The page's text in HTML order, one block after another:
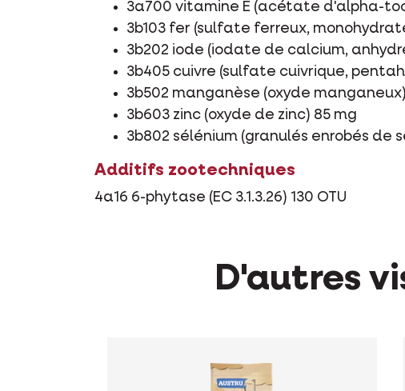
3a700 vitamine E (acétate d'alpha-
3b103 fer (sulfate ferreux,
3b202 iode (iodate de calcium,
3b405 cuivre (sulfate cuivrique,
3b502 manganèse (oxyde
3b603 zinc (oxyde de zinc) 85 mg
3b802 sélénium (granulés enrobés de
Additifs zootechniques
4a16 6-phytase (EC 3.1.3.26) 130 OTU
D'autres